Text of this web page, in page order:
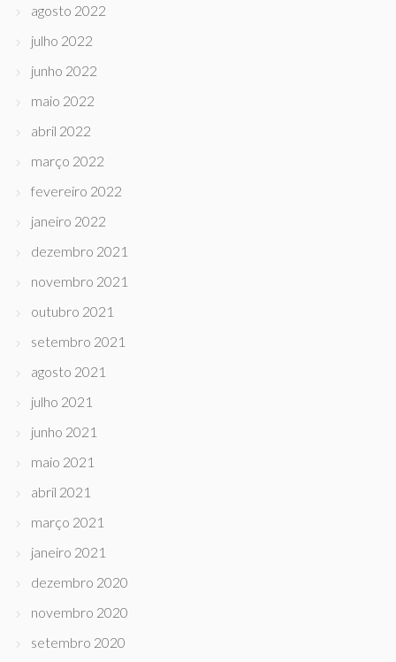
agosto 2022
julho 2022
junho 2022
maio 2022
abril 2022
março 2022
fevereiro 2022
janeiro 2022
dezembro 2021
novembro 2021
outubro 2021
setembro 2021
agosto 2021
julho 2021
junho 2021
maio 2021
abril 2021
março 2021
janeiro 2021
dezembro 2020
novembro 2020
setembro 2020